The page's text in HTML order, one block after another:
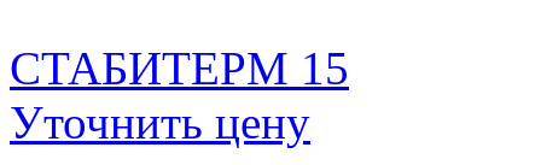
CТАБИТЕРМ 15
Уточнить цену